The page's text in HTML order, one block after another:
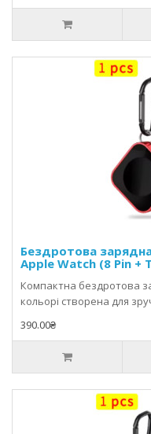
Бездротова
Apple Watch (8 Pin +
Компактна бездротова
кольорі створена для
390.00₴